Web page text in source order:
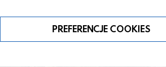
PREFERENCJE COOKIES